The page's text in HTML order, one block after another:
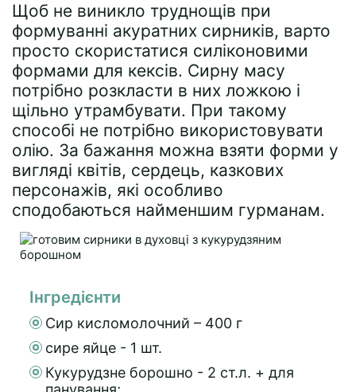
Щоб не виникло труднощів при
формуванні акуратних сирників, варто
просто скористатися силіконовими
формами для кексів. Сирну масу
потрібно розкласти в них ложкою і
щільно утрамбувати. При такому
способі не потрібно використовувати
олію. За бажання можна взяти форми у
вигляді квітів, сердець, казкових
персонажів, які особливо
сподобаються найменшим гурманам.
Інгредієнти
Сир кисломолочний – 400 г
сире яйце - 1 шт.
Кукурудзне борошно - 2 ст.л. + для